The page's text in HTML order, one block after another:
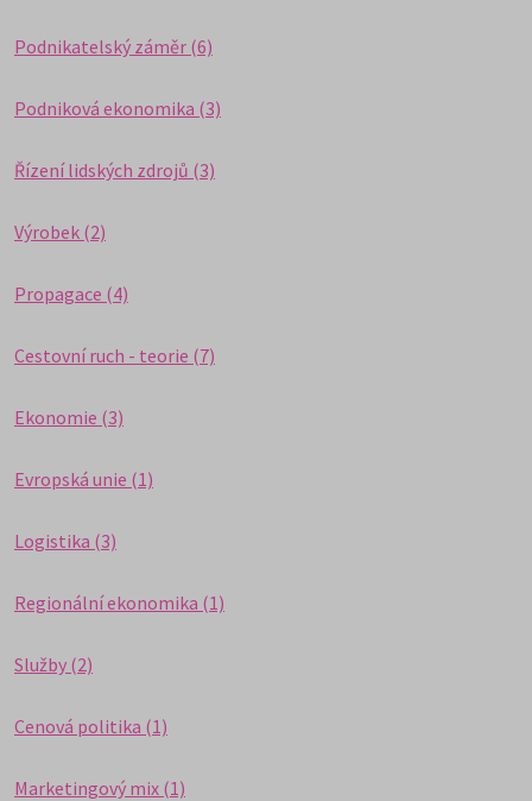
Podnikatelský záměr (6)
Podniková ekonomika (3)
Řízení lidských zdrojů (3)
Výrobek (2)
Propagace (4)
Cestovní ruch - teorie (7)
Ekonomie (3)
Evropská unie (1)
Logistika (3)
Regionální ekonomika (1)
Služby (2)
Cenová politika (1)
Marketingový mix (1)